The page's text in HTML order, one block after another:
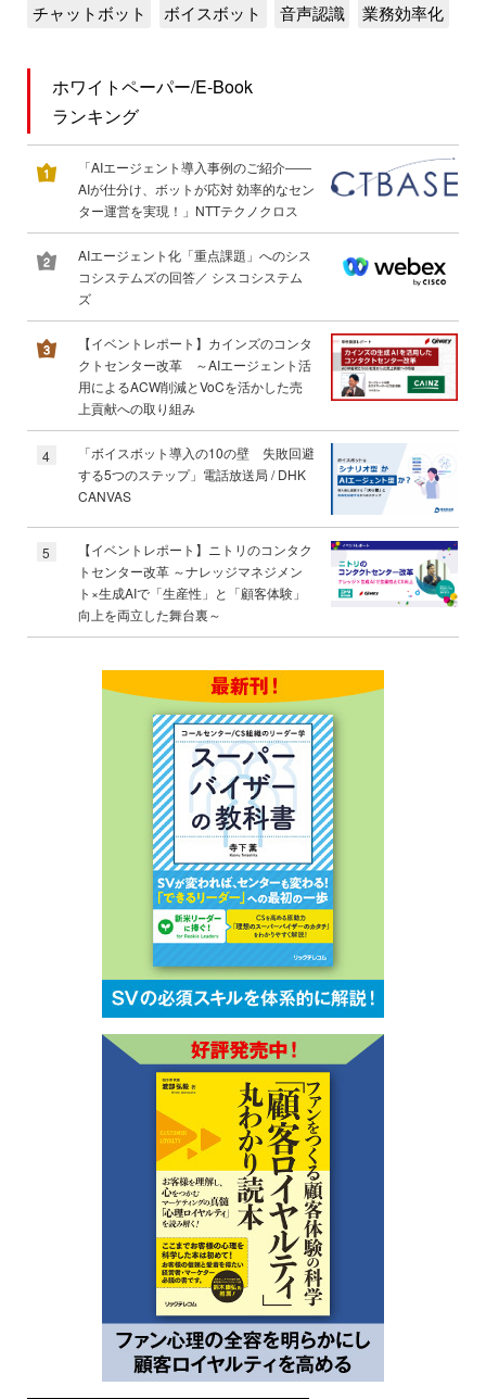
チャットボット
ボイスボット 音声認識 業務効率化
ホワイトペーパー/E-Book
ランキング
「AIエージェント導入事例のご紹介――
AIが仕分け、ボットが応対 効率的なセン
ター運営を実現！」NTTテクノクロス
AIエージェント化「重点課題」へのシス
コシステムズの回答／ シスコシステム
ズ
【イベントレポート】カインズのコンタ
クトセンター改革 ～AIエージェント活
用によるACW削減とVoCを活かした売
上貢献への取り組み
4
「ボイスボット導入の10の壁 失敗回避
する5つのステップ」電話放送局 / DHK
CANVAS
5
【イベントレポート】ニトリのコンタク
トセンター改革 ～ナレッジマネジメン
ト×生成AIで「生産性」と「顧客体験」
向上を両立した舞台裏～